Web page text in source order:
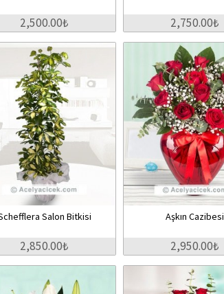
2,500.00₺ 2,750.00₺
Salon Bitkisi
2,850.00₺
Aşkın Cazibesi
2,950.00₺